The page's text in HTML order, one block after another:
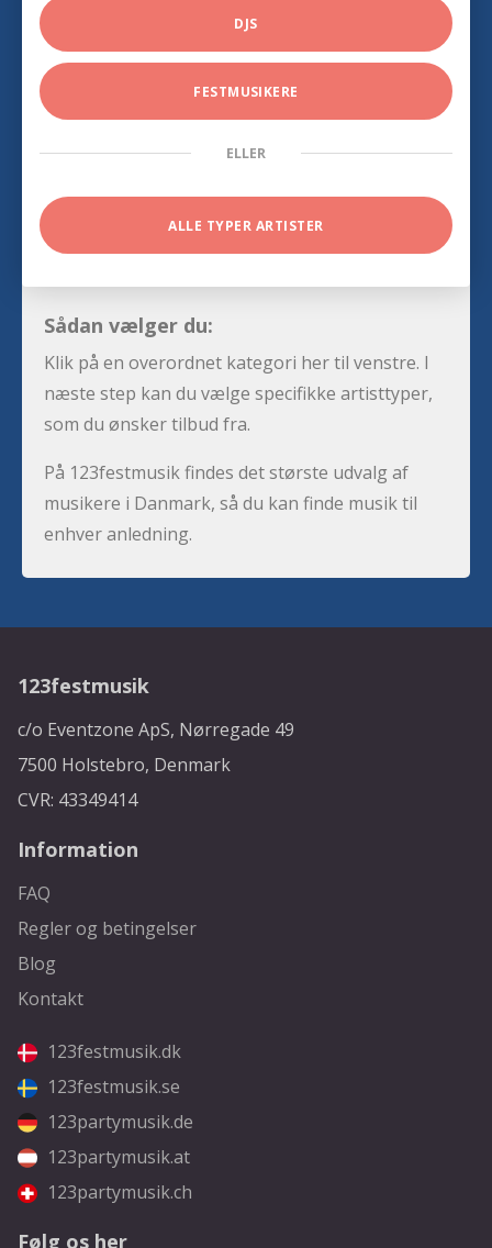
DJS
FESTMUSIKERE
ELLER
ALLE TYPER ARTISTER
Sådan vælger du:
Klik på en overordnet kategori her til venstre. I
næste step kan du vælge specifikke artisttyper,
som du ønsker tilbud fra.
På 123festmusik findes det største udvalg af
musikere i Danmark, så du kan finde musik til
enhver anledning.
123festmusik
c/o Eventzone ApS, Nørregade 49
7500 Holstebro, Denmark
CVR: 43349414
Information
FAQ
Regler og betingelser
Blog
Kontakt
123festmusik.dk
123festmusik.se
123partymusik.de
123partymusik.at
123partymusik.ch
Følg os her